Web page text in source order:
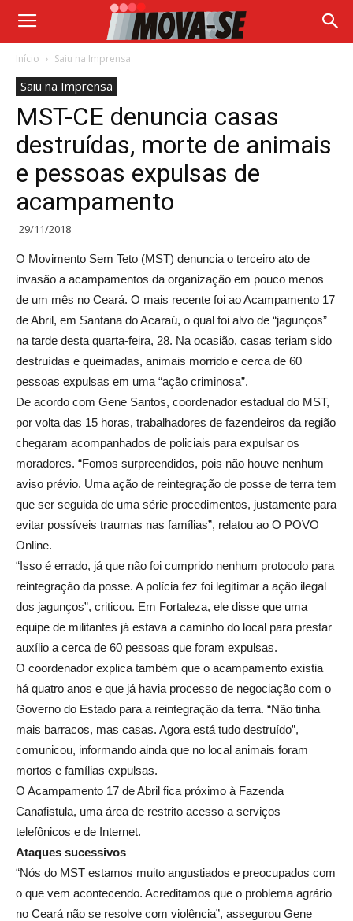
Início Saiu na Imprensa
Saiu na Imprensa
MST-CE denuncia casas
destruídas, morte de animais
e pessoas expulsas de
acampamento
29/11/2018
O Movimento Sem Teto (MST) denuncia o terceiro ato de
invasão a acampamentos da organização em pouco menos
de um mês no Ceará. O mais recente foi ao Acampamento 17
de Abril, em Santana do Acaraú, o qual foi alvo de “jagunços”
na tarde desta quarta-feira, 28. Na ocasião, casas teriam sido
destruídas e queimadas, animais morrido e cerca de 60
pessoas expulsas em uma “ação criminosa”.
De acordo com Gene Santos, coordenador estadual do MST,
por volta das 15 horas, trabalhadores de fazendeiros da região
chegaram acompanhados de policiais para expulsar os
moradores. “Fomos surpreendidos, pois não houve nenhum
aviso prévio. Uma ação de reintegração de posse de terra tem
que ser seguida de uma série procedimentos, justamente para
evitar possíveis traumas nas famílias”, relatou ao O POVO
Online.
“Isso é errado, já que não foi cumprido nenhum protocolo para
reintegração da posse. A polícia fez foi legitimar a ação ilegal
dos jagunços”, criticou. Em Fortaleza, ele disse que uma
equipe de militantes já estava a caminho do local para prestar
auxílio a cerca de 60 pessoas que foram expulsas.
O coordenador explica também que o acampamento existia
há quatro anos e que já havia processo de negociação com o
Governo do Estado para a reintegração da terra. “Não tinha
mais barracos, mas casas. Agora está tudo destruído”,
comunicou, informando ainda que no local animais foram
mortos e famílias expulsas.
O Acampamento 17 de Abril fica próximo à Fazenda
Canafistula, uma área de restrito acesso a serviços
telefônicos e de Internet.
Ataques sucessivos
“Nós do MST estamos muito angustiados e preocupados com
o que vem acontecendo. Acreditamos que o problema agrário
no Ceará não se resolve com violência”, assegurou Gene